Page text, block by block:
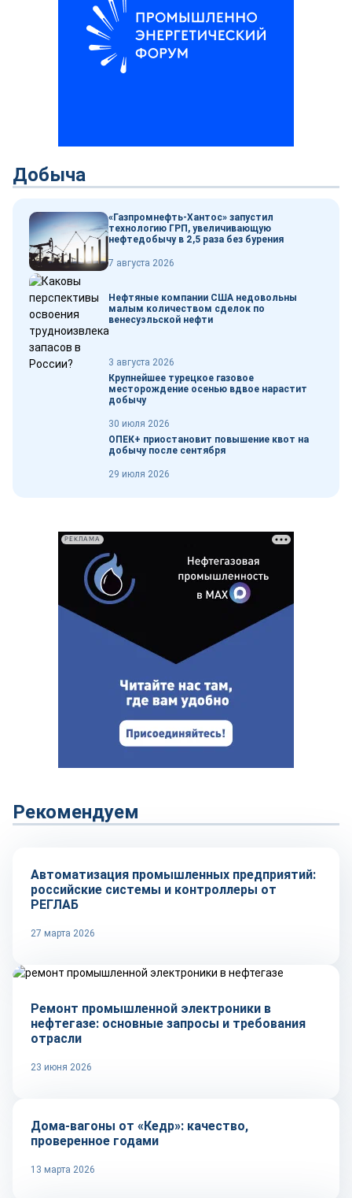
Добыча
«Газпромнефть-Хантос» запустил
технологию ГРП, увеличивающую
нефтедобычу в 2,5 раза без бурения
7 августа 2026
Нефтяные компании США недовольны
малым количеством сделок по
венесуэльской нефти
3 августа 2026
Крупнейшее турецкое газовое
месторождение осенью вдвое нарастит
добычу
30 июля 2026
ОПЕК+ приостановит повышение квот на
добычу после сентября
29 июля 2026
РЕКЛАМА
Рекомендуем
Репортаж
Автоматизация промышленных предприятий:
российские системы и контроллеры от
РЕГЛАБ
27 марта 2026
Ремонт промышленной электроники в
нефтегазе: основные запросы и требования
отрасли
23 июня 2026
Репортаж
Дома-вагоны от «Кедр»: качество,
проверенное годами
13 марта 2026
Репортаж